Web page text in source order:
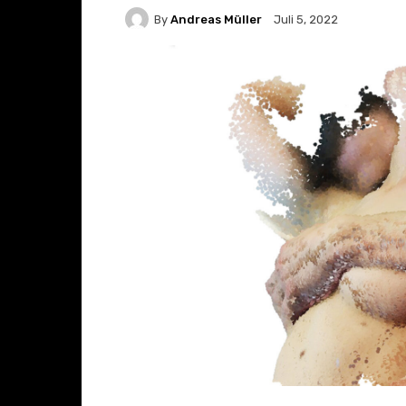
By Andreas Müller Juli 5, 2022